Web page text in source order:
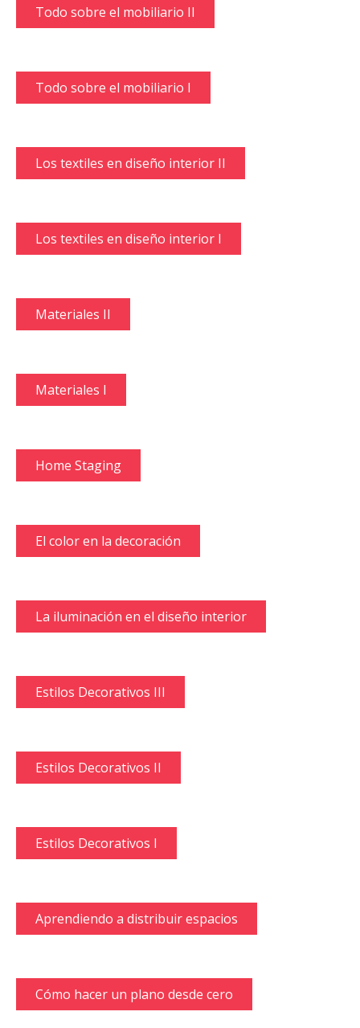
Todo sobre el mobiliario II
Todo sobre el mobiliario I
Los textiles en diseño interior II
Los textiles en diseño interior I
Materiales II
Materiales I
Home Staging
El color en la decoración
La iluminación en el diseño interior
Estilos Decorativos III
Estilos Decorativos II
Estilos Decorativos I
Aprendiendo a distribuir espacios
Cómo hacer un plano desde cero